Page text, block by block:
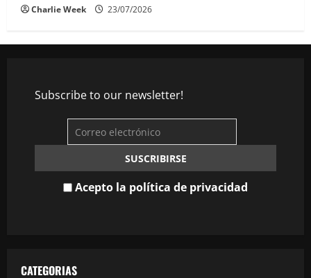
Charlie Week 23/07/2026
Subscribe to our newsletter!
Acepto la política de privacidad
CATEGORIAS